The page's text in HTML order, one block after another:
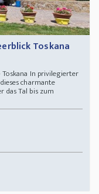
Toskana
In privilegierter
charmante
das Tal bis zum